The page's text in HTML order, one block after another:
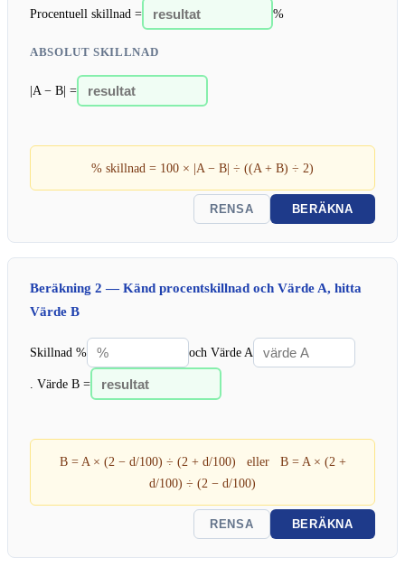
Procentuell skillnad = %
ABSOLUT SKILLNAD
|A − B| =
% skillnad = 100 × |A − B| ÷ ((A + B) ÷ 2)
RENSA BERÄKNA
Beräkning 2 — Känd procentskillnad och Värde A, hitta
Värde B
Skillnad % och Värde A
. Värde B =
B = A × (2 − d/100) ÷ (2 + d/100) eller B = A × (2 +
d/100) ÷ (2 − d/100)
RENSA BERÄKNA